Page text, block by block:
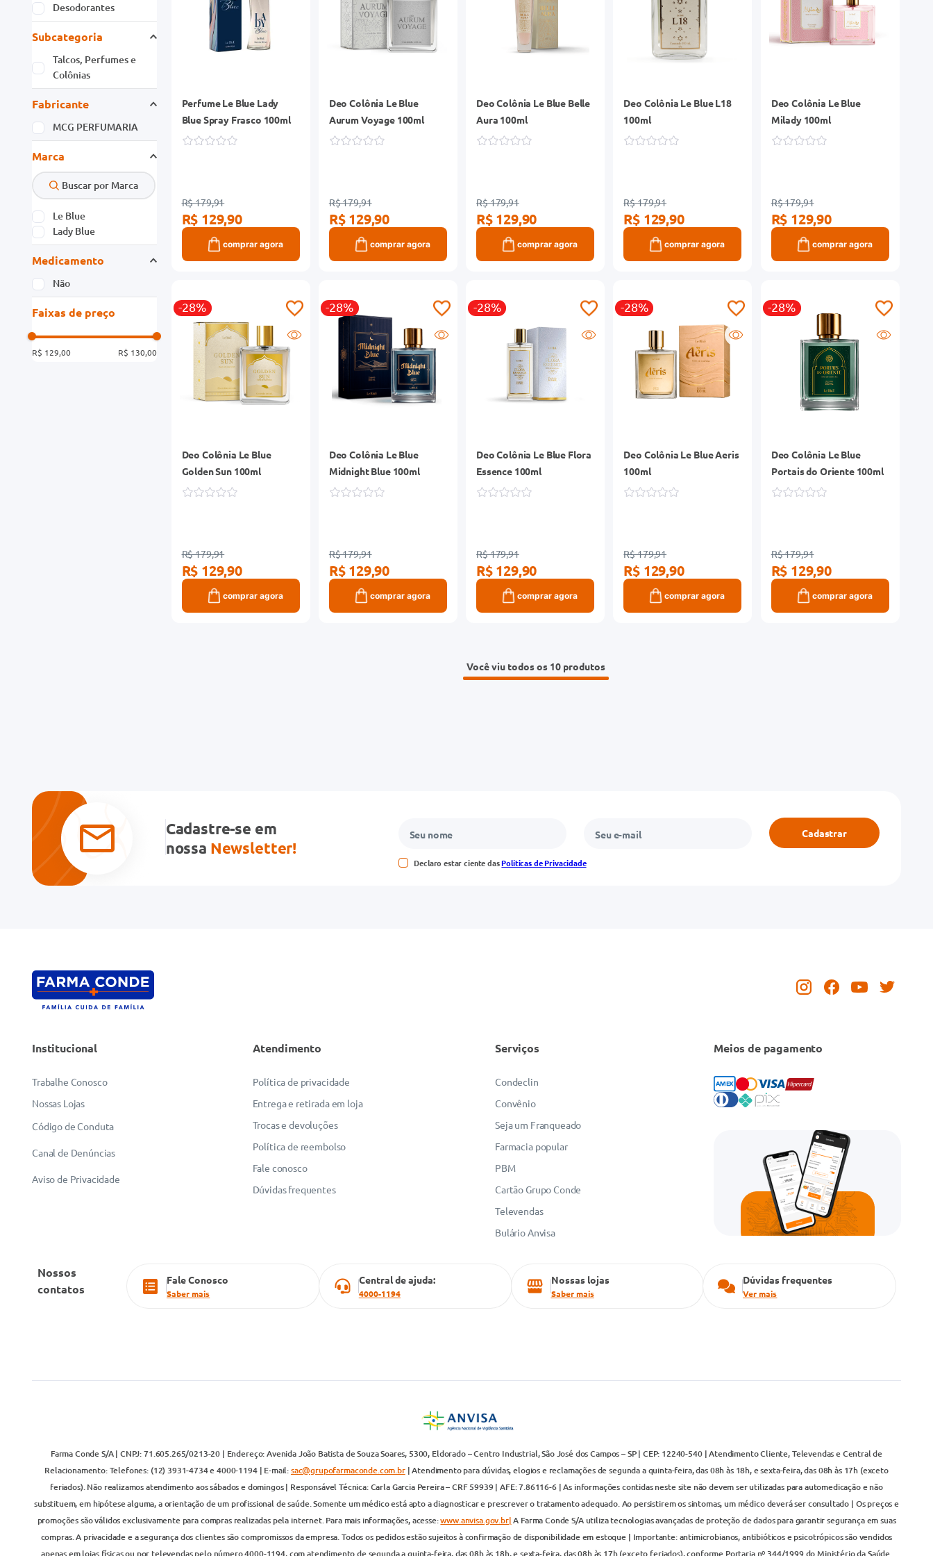
Desodorantes
Subcategoria
Talcos, Perfumes e
Colônias
Fabricante
MCG PERFUMARIA
Marca
Le Blue
Lady Blue
Medicamento
Não
Faixas de preço
R$ 129,00 R$ 130,00
Perfume Le Blue Lady
Blue Spray Frasco 100ml
R$ 179,91
R$ 129,90
comprar agora
Deo Colônia Le Blue
Aurum Voyage 100ml
R$ 179,91
R$ 129,90
comprar agora
Deo Colônia Le Blue Belle
Aura 100ml
R$ 179,91
R$ 129,90
comprar agora
Deo Colônia Le Blue L18
100ml
R$ 179,91
R$ 129,90
comprar agora
Deo Colônia Le Blue
Milady 100ml
R$ 179,91
R$ 129,90
comprar agora
-28%
Deo Colônia Le Blue
Golden Sun 100ml
R$ 179,91
R$ 129,90
comprar agora
-28%
Deo Colônia Le Blue
Midnight Blue 100ml
R$ 179,91
R$ 129,90
comprar agora
-28%
Deo Colônia Le Blue Flora
Essence 100ml
R$ 179,91
R$ 129,90
comprar agora
-28%
Deo Colônia Le Blue Aeris
100ml
R$ 179,91
R$ 129,90
comprar agora
-28%
Deo Colônia Le Blue
Portais do Oriente 100ml
R$ 179,91
R$ 129,90
comprar agora
Você viu todos os 10
Cadastre-se em
nossa Newsletter!
Declaro estar ciente dasPolíticas de Privacidade
Cadastrar
Institucional
Trabalhe Conosco
Nossas Lojas
Código de Conduta
Canal de Denúncias
Aviso de Privacidade
Atendimento
Política de privacidade
Entrega e retirada em loja
Trocas e devoluções
Política de reembolso
Fale conosco
Dúvidas frequentes
Serviços
Condeclin
Convênio
Seja um Franqueado
Farmacia popular
PBM
Cartão Grupo Conde
Televendas
Bulário Anvisa
Meios de pagamento
Nossos
contatos
Fale Conosco
Saber mais
Central de ajuda:
4000-1194
Nossas lojas
Saber mais
Dúvidas frequentes
Ver mais
Farma Conde S/A | CNPJ: 71.605.265/0213-20 | Endereço: Avenida João Batista de Souza Soares, 5300, Eldorado – Centro Industrial, São José dos Campos – SP | CEP: 12240-540 | Atendimento Cliente, Televendas e Central de
Relacionamento: Telefones: (12) 3931-4734 e 4000-1194 | E-mail:sac@grupofarmaconde.com.br| Atendimento para dúvidas, elogios e reclamações de segunda a quinta-feira, das 08h às 18h, e sexta-feira, das 08h às 17h (exceto
feriados). Não realizamos atendimento aos sábados e domingos | Responsável Técnica: Carla Garcia Pereira – CRF 59939 | AFE: 7.86116-6 | As informações contidas neste site não devem ser utilizadas para automedicação e não
substituem, em hipótese alguma, a orientação de um profissional de saúde. Somente um médico está apto a diagnosticar e prescrever o tratamento adequado. Ao persistirem os sintomas, um médico deverá ser consultado | Os preços e
promoções são válidos exclusivamente para compras realizadas pela internet. Para mais informações, acesse:www.anvisa.gov.br|A Farma Conde S/A utiliza tecnologias avançadas de proteção de dados para garantir segurança em suas
compras. A privacidade e a segurança dos clientes são compromissos da empresa. Todos os pedidos estão sujeitos à confirmação de disponibilidade em estoque | Importante: antimicrobianos, antibióticos e psicotrópicos são vendidos
apenas em lojas físicas ou por televendas pelo número 4000-1194, com atendimento de segunda a quinta-feira, das 08h às 18h, e sexta-feira, das 08h às 17h (exceto feriados), conforme Portaria nº 344/1999 do Ministério da Saúde.